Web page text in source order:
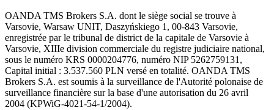
OANDA TMS Brokers S.A. dont le siège social se trouve à
Varsovie, Warsaw UNIT, Daszyńskiego 1, 00-843 Varsovie,
enregistrée par le tribunal de district de la capitale de Varsovie à
Varsovie, XIIIe division commerciale du registre judiciaire national,
sous le numéro KRS 0000204776, numéro NIP 5262759131,
Capital initial : 3.537.560 PLN versé en totalité. OANDA TMS
Brokers S.A. est soumis à la surveillance de l'Autorité polonaise de
surveillance financière sur la base d'une autorisation du 26 avril
2004 (KPWiG-4021-54-1/2004).